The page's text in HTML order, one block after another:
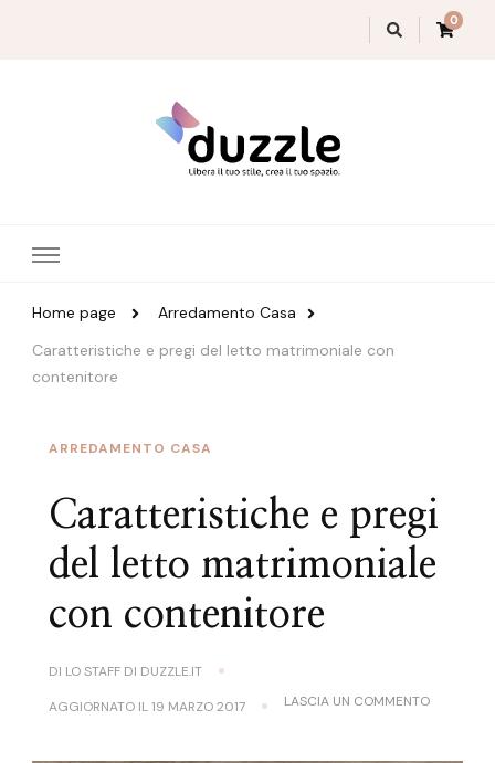
0
Home page
Arredamento Casa
Caratteristiche e pregi del letto matrimoniale con
contenitore
ARREDAMENTO CASA
Caratteristiche e pregi
del letto matrimoniale
con contenitore
DI LO STAFF DI DUZZLE.IT
AGGIORNATO IL 19 MARZO 2017 LASCIA UN COMMENTOSU